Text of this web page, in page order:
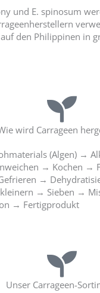
und E. spinosum
den Philippinen in
wird Carrageen
(Algen) →
→ Kochen →
→
→ Sieben →
→ Fertigprodukt
Unser Carrageen-